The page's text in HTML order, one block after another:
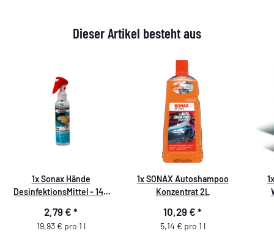
Dieser Artikel besteht aus
1xSonax Hände
DesinfektionsMittel - 140
2,79 € *
19,93 € pro 1 l
1xSONAX Autoshampoo
Konzentrat 2L
10,29 € *
5,14 € pro 1 l